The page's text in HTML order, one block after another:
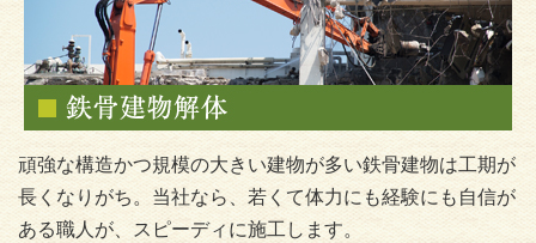
頑強な構造かつ規模の大きい建物が多い鉄骨建物は工期が
長くなりがち。当社なら、若くて体力にも経験にも自信が
ある職人が、スピーディに施工します。